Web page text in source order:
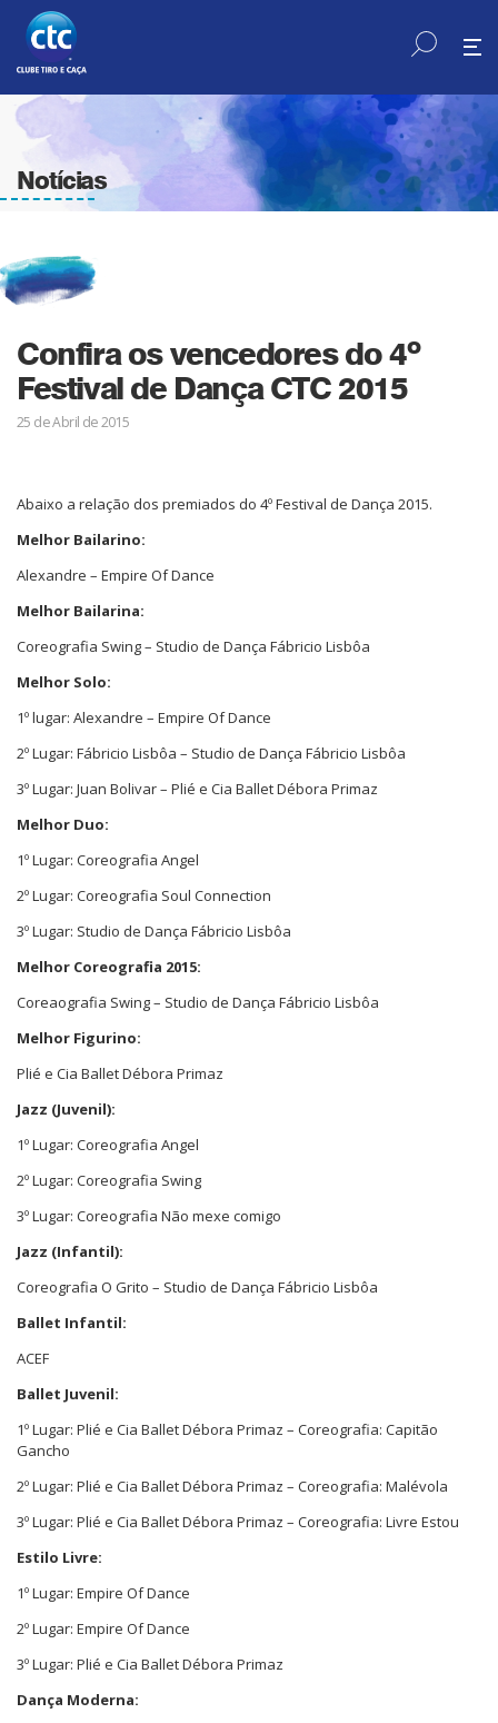
Notícias
Confira os vencedores do 4º
Festival de Dança CTC 2015
25 de Abril de 2015
Abaixo a relação dos premiados do 4º Festival de Dança 2015.
Melhor Bailarino:
Alexandre – Empire Of Dance
Melhor Bailarina:
Coreografia Swing – Studio de Dança Fábricio Lisbôa
Melhor Solo:
1º lugar: Alexandre – Empire Of Dance
2º Lugar: Fábricio Lisbôa – Studio de Dança Fábricio Lisbôa
3º Lugar: Juan Bolivar – Plié e Cia Ballet Débora Primaz
Melhor Duo:
1º Lugar: Coreografia Angel
2º Lugar: Coreografia Soul Connection
3º Lugar: Studio de Dança Fábricio Lisbôa
Melhor Coreografia 2015:
Coreaografia Swing – Studio de Dança Fábricio Lisbôa
Melhor Figurino:
Plié e Cia Ballet Débora Primaz
Jazz (Juvenil):
1º Lugar: Coreografia Angel
2º Lugar: Coreografia Swing
3º Lugar: Coreografia Não mexe comigo
Jazz (Infantil):
Coreografia O Grito – Studio de Dança Fábricio Lisbôa
Ballet Infantil:
ACEF
Ballet Juvenil:
1º Lugar: Plié e Cia Ballet Débora Primaz – Coreografia: Capitão
Gancho
2º Lugar: Plié e Cia Ballet Débora Primaz – Coreografia: Malévola
3º Lugar: Plié e Cia Ballet Débora Primaz – Coreografia: Livre Estou
Estilo Livre:
1º Lugar: Empire Of Dance
2º Lugar: Empire Of Dance
3º Lugar: Plié e Cia Ballet Débora Primaz
Dança Moderna: